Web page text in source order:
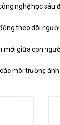
nghệ học
theo dõi
giữa con
các môi trường